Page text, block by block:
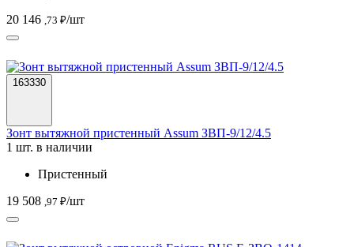
20 146 ,73 ₽/шт
163330
Зонт вытяжной пристенный Assum ЗВП-9/12/4.5
1 шт. в наличии
Пристенный
19 508 ,97 ₽/шт